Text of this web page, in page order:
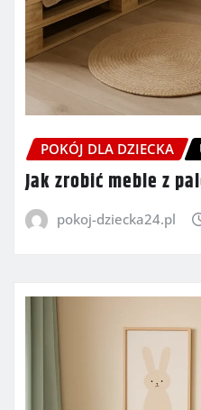
POKÓJ DLA DZIECKA
Jak zrobić meble z
pokoj-dziecka24.pl